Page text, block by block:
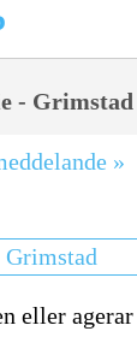
-
»
eller